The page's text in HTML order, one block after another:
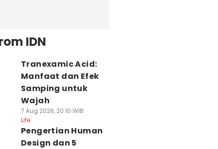
IDN
Tranexamic Acid:
Manfaat dan Efek
Samping untuk
Wajah
7 Aug 2026, 20:10 WIB
Life
Pengertian Human
Design dan 5